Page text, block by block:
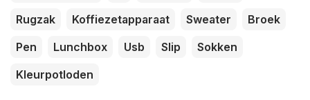
Rugzak
Koffiezetapparaat Sweater
Broek
Pen
Lunchbox Usb Slip
Sokken
Kleurpotloden